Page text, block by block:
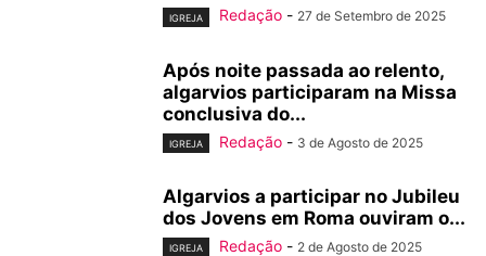
IGREJA Redação - 27 de Setembro de 2025
Após noite passada ao relento,
algarvios participaram na Missa
conclusiva do...
IGREJA Redação - 3 de Agosto de 2025
Algarvios a participar no Jubileu
dos Jovens em Roma ouviram o...
IGREJA Redação - 2 de Agosto de 2025